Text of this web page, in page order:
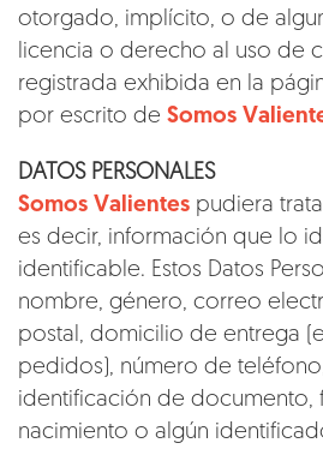
otorgado, implícito, o de
licencia o derecho al uso de
registrada exhibida en la
por escrito de Somos
DATOS PERSONALES
Somos Valientes pudiera
es decir, información que lo
identificable. Estos Datos
nombre, género, correo
postal, domicilio de entrega
pedidos), número de
identificación de documento,
nacimiento o algún